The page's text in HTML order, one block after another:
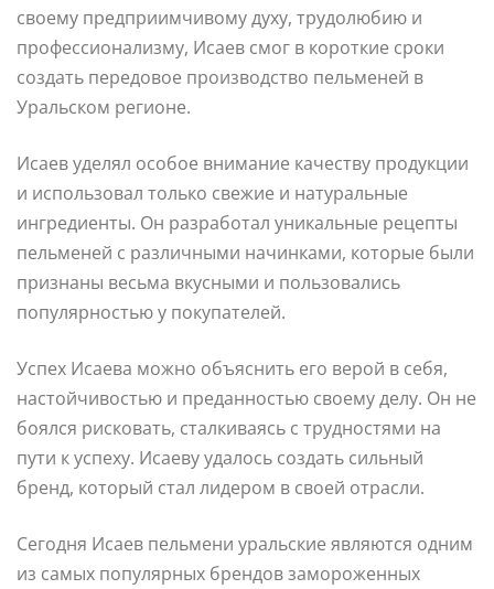
своему предприимчивому духу, трудолюбию и
профессионализму, Исаев смог в короткие сроки
создать передовое производство пельменей в
Уральском регионе.
Исаев уделял особое внимание качеству продукции
и использовал только свежие и натуральные
ингредиенты. Он разработал уникальные рецепты
пельменей с различными начинками, которые были
признаны весьма вкусными и пользовались
популярностью у покупателей.
Успех Исаева можно объяснить его верой в себя,
настойчивостью и преданностью своему делу. Он не
боялся рисковать, сталкиваясь с трудностями на
пути к успеху. Исаеву удалось создать сильный
бренд, который стал лидером в своей отрасли.
Сегодня Исаев пельмени уральские являются одним
из самых популярных брендов замороженных